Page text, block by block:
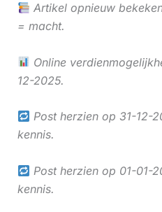
Artikel opnieuw
= macht.
Online
12-2025.
Post herzien op 31-12-
kennis.
Post herzien op 01-01-
kennis.